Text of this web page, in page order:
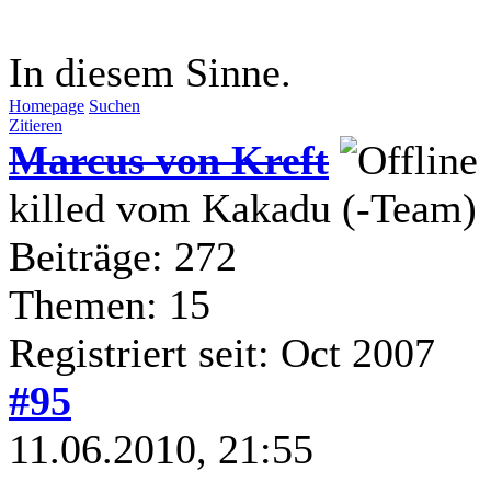
In diesem Sinne.
Homepage Suchen
Zitieren
Marcus von Kreft
killed vom Kakadu (-Team)
Beiträge: 272
Themen: 15
Registriert seit: Oct 2007
#95
11.06.2010, 21:55